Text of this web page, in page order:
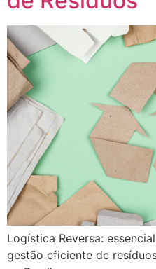
Logística Reversa:
gestão eficiente de